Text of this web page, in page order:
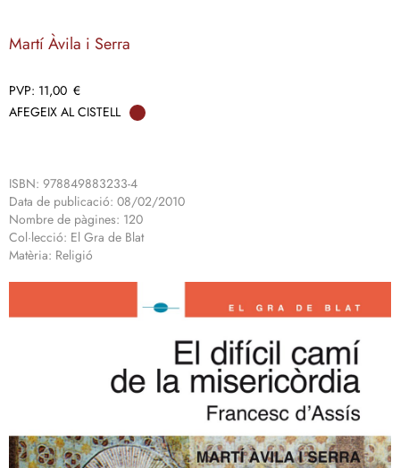
Martí Àvila i Serra
11,00 €
AFEGEIX AL CISTELL
ISBN: 978849883233-4
Data de publicació: 08/02/2010
Nombre de pàgines: 120
Col·lecció: El Gra de Blat
Matèria: Religió